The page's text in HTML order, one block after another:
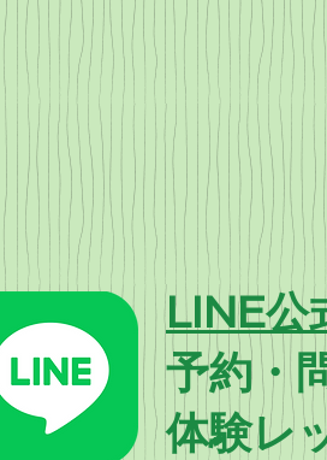
LINE公
予約・
体験レ